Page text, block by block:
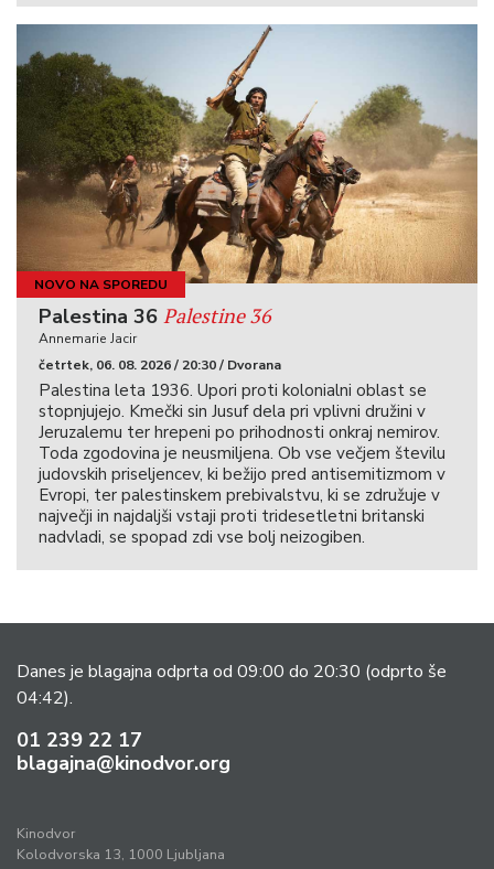
NOVO NA SPOREDU
Palestina 36 Palestine 36
Annemarie Jacir
četrtek, 06. 08. 2026 / 20:30 / Dvorana
Palestina leta 1936. Upori proti kolonialni oblast se
stopnjujejo. Kmečki sin Jusuf dela pri vplivni družini v
Jeruzalemu ter hrepeni po prihodnosti onkraj nemirov.
Toda zgodovina je neusmiljena. Ob vse večjem številu
judovskih priseljencev, ki bežijo pred antisemitizmom v
Evropi, ter palestinskem prebivalstvu, ki se združuje v
največji in najdaljši vstaji proti tridesetletni britanski
nadvladi, se spopad zdi vse bolj neizogiben.
Danes je blagajna odprta od 09:00 do 20:30 (odprto še
04:42).
01 239 22 17
blagajna@kinodvor.org
Kinodvor
Kolodvorska 13, 1000 Ljubljana